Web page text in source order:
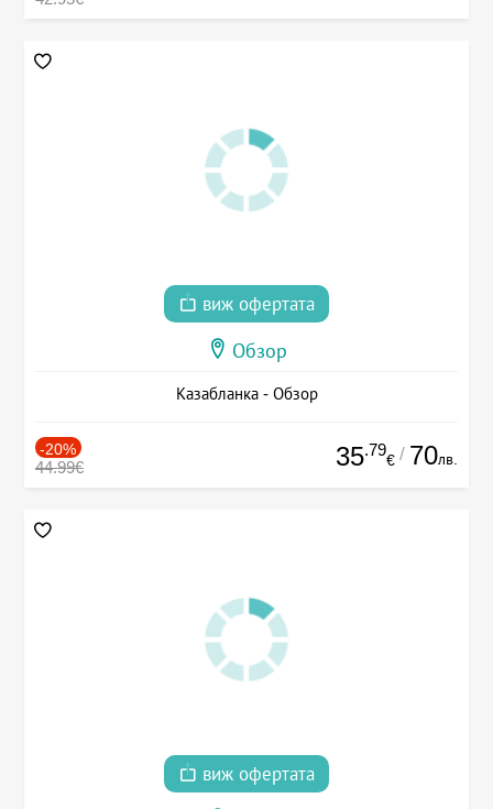
виж офертата
Обзор
Казабланка - Обзор
-20%
44.99€ 35.79
€ / 70лв.
виж офертата